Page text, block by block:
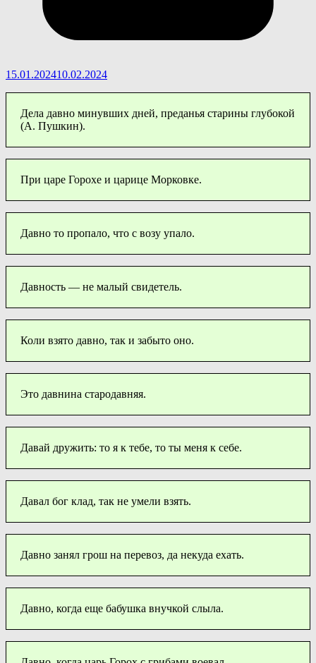
15.01.202410.02.2024
Дела давно минувших дней, преданья старины глубокой
(А. Пушкин).
При царе Горохе и царице Морковке.
Давно то пропало, что с возу упало.
Давность — не малый свидетель.
Коли взято давно, так и забыто оно.
Это давнина стародавняя.
Давай дружить: то я к тебе, то ты меня к себе.
Давал бог клад, так не умели взять.
Давно занял грош на перевоз, да некуда ехать.
Давно, когда еще бабушка внучкой слыла.